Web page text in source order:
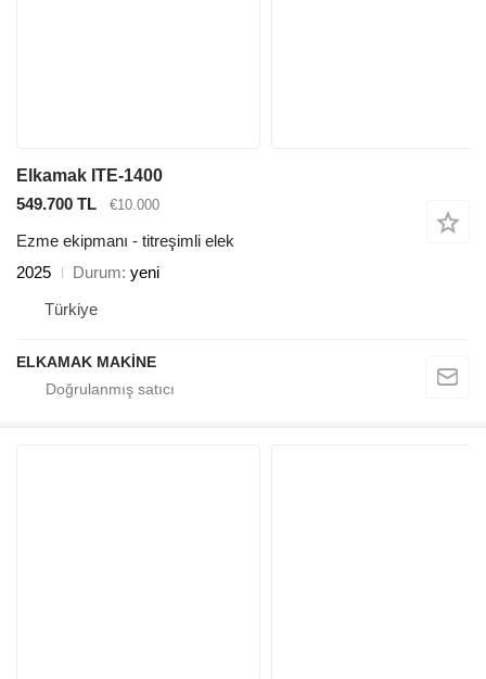
Elkamak ITE-1400
549.700 TL
€10.000
Ezme ekipmanı - titreşimli elek
2025
Durum yeni
Türkiye
ELKAMAK MAKİNE